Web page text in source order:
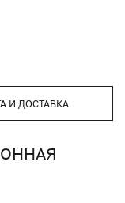
И ДОСТАВКА